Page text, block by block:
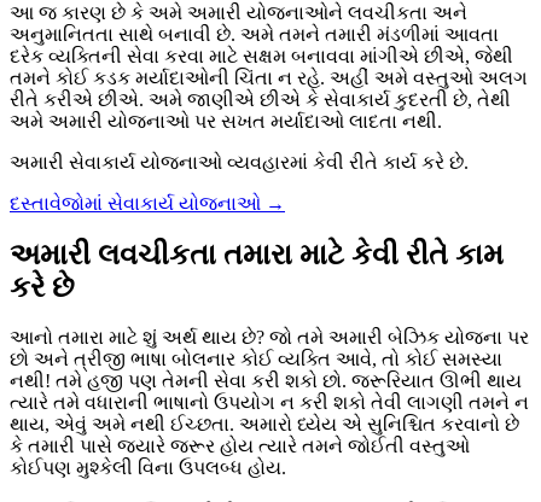
આ જ કારણ છે કે અમે અમારી યોજનાઓને લવચીકતા અને
અનુમાનિતતા સાથે બનાવી છે. અમે તમને તમારી મંડળીમાં આવતા
દરેક વ્યક્તિની સેવા કરવા માટે સક્ષમ બનાવવા માંગીએ છીએ, જેથી
તમને કોઈ કડક મર્યાદાઓની ચિંતા ન રહે. અહીં અમે વસ્તુઓ અલગ
રીતે કરીએ છીએ. અમે જાણીએ છીએ કે સેવાકાર્ય કુદરતી છે, તેથી
અમે અમારી યોજનાઓ પર સખત મર્યાદાઓ લાદતા નથી.
અમારી સેવાકાર્ય યોજનાઓ વ્યવહારમાં કેવી રીતે કાર્ય કરે છે.
દસ્તાવેજોમાં સેવાકાર્ય યોજનાઓ →
અમારી લવચીકતા તમારા માટે કેવી રીતે કામ
કરે છે
આનો તમારા માટે શું અર્થ થાય છે? જો તમે અમારી બેઝિક યોજના પર
છો અને ત્રીજી ભાષા બોલનાર કોઈ વ્યક્તિ આવે, તો કોઈ સમસ્યા
નથી! તમે હજી પણ તેમની સેવા કરી શકો છો. જરૂરિયાત ઊભી થાય
ત્યારે તમે વધારાની ભાષાનો ઉપયોગ ન કરી શકો તેવી લાગણી તમને ન
થાય, એવું અમે નથી ઈચ્છતા. અમારો ધ્યેય એ સુનિશ્ચિત કરવાનો છે
કે તમારી પાસે જ્યારે જરૂર હોય ત્યારે તમને જોઈતી વસ્તુઓ
કોઈપણ મુશ્કેલી વિના ઉપલબ્ધ હોય.